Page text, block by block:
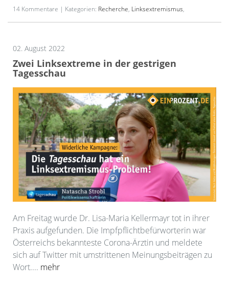
14 Kommentare | Kategorien: Recherche, Linksextremismus,
02. August 2022
Zwei Linksextreme in der gestrigen
Tagesschau
Am Freitag wurde Dr. Lisa-Maria Kellermayr tot in ihrer
Praxis aufgefunden. Die Impfpflichtbefürworterin war
Österreichs bekannteste Corona-Ärztin und meldete
sich auf Twitter mit umstrittenen Meinungsbeiträgen zu
Wort.... mehr